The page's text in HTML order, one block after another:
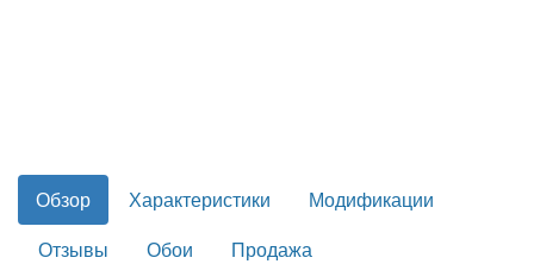
Обзор Характеристики
Модификации
Отзывы
Обои Продажа